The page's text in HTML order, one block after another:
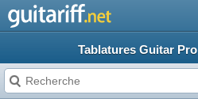
Tablatures Guitar Pro